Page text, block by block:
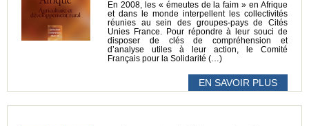
En 2008, les « émeutes de la faim » en Afrique
et dans le monde interpellent les collectivités
réunies au sein des groupes-pays de Cités
Unies France. Pour répondre à leur souci de
disposer de clés de compréhension et
d’analyse utiles à leur action, le Comité
Français pour la Solidarité (…)
EN SAVOIR PLUS